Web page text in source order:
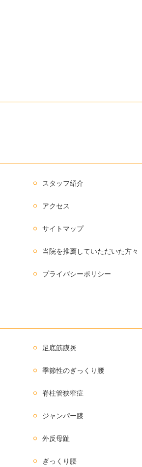
スタッフ紹介
アクセス
サイトマップ
当院を推薦していただいた方々
プライバシーポリシー
足底筋膜炎
季節性のぎっくり腰
脊柱管狭窄症
ジャンパー膝
外反母趾
ぎっくり腰